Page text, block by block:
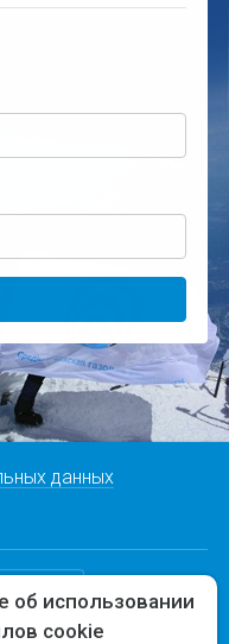
данных
об использовании
cookie